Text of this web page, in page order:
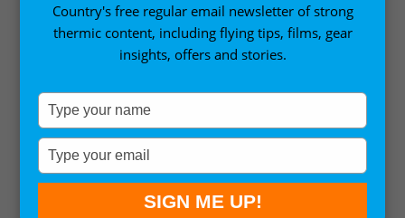
Country's free regular email newsletter of strong
thermic content, including flying tips, films, gear
insights, offers and stories.
Type
your
name
Type
your
email
SIGN ME UP!